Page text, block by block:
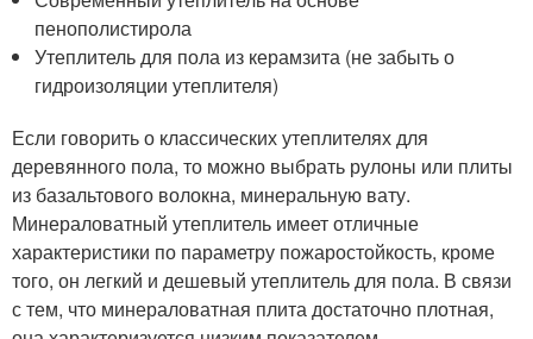
пенополистирола
Утеплитель для пола из керамзита (не забыть о
гидроизоляции утеплителя)
Если говорить о классических утеплителях для
деревянного пола, то можно выбрать рулоны или плиты
из базальтового волокна, минеральную вату.
Минераловатный утеплитель имеет отличные
характеристики по параметру пожаростойкость, кроме
того, он легкий и дешевый утеплитель для пола. В связи
с тем, что минераловатная плита достаточно плотная,